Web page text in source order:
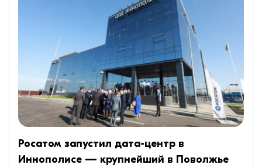
Росатом запустил дата-центр в
Иннополисе — крупнейший в Поволжье